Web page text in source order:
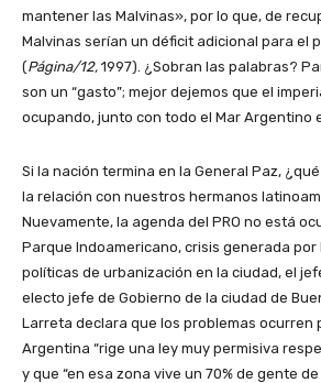
mantener las Malvinas», por lo que, de
Malvinas serían un déficit adicional para el
(Página/12, 1997). ¿Sobran las palabras?
son un “gasto”; mejor dejemos que el
ocupando, junto con todo el Mar Argentino
Si la nación termina en la General Paz,
la relación con nuestros hermanos
Nuevamente, la agenda del PRO no está
Parque Indoamericano, crisis generada
políticas de urbanización en la ciudad, el
electo jefe de Gobierno de la ciudad de
Larreta declara que los problemas ocurren
Argentina “rige una ley muy permisiva
y que “en esa zona vive un 70% de gente